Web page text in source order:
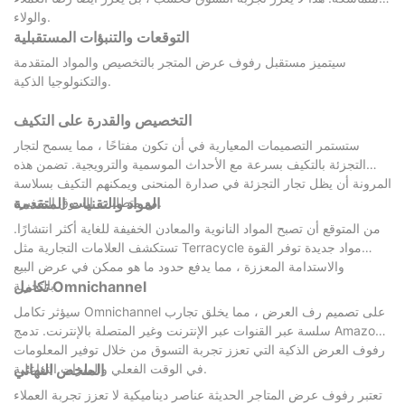
والولاء.
التوقعات والتنبؤات المستقبلية
سيتميز مستقبل رفوف عرض المتجر بالتخصيص والمواد المتقدمة
والتكنولوجيا الذكية.
التخصيص والقدرة على التكيف
ستستمر التصميمات المعيارية في أن تكون مفتاحًا ، مما يسمح لتجار
التجزئة بالتكيف بسرعة مع الأحداث الموسمية والترويجية. تضمن هذه
المرونة أن يظل تجار التجزئة في صدارة المنحنى ويمكنهم التكيف بسلاسة
مع متطلبات السوق المتغيرة.المواد والتقنيات المتقدمة
من المتوقع أن تصبح المواد النانوية والمعادن الخفيفة للغاية أكثر انتشارًا.
تستكشف العلامات التجارية مثل Terracycle مواد جديدة توفر القوة
والاستدامة المعززة ، مما يدفع حدود ما هو ممكن في عرض البيع
بالتجزئة.
تكامل Omnichannel
سيؤثر تكامل Omnichannel على تصميم رف العرض ، مما يخلق تجارب
سلسة عبر القنوات عبر الإنترنت وغير المتصلة بالإنترنت. تدمج Amazon
رفوف العرض الذكية التي تعزز تجربة التسوق من خلال توفير المعلومات
في الوقت الفعلي والميزات التفاعلية.
الملخص النهائي
تعتبر رفوف عرض المتاجر الحديثة عناصر ديناميكية لا تعزز تجربة العملاء